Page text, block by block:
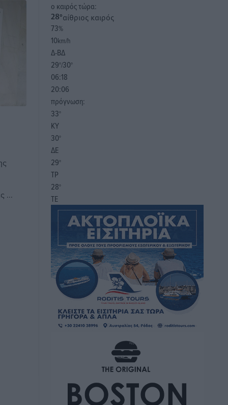
...
o καιρός τώρα:
28°αίθριος καιρός
73%
10km/h
Δ-ΒΔ
29°/30°
06:18
20:06
πρόγνωση:
33°
ΚΥ
30°
ΔΕ
29°
ΤΡ
28°
ΤΕ